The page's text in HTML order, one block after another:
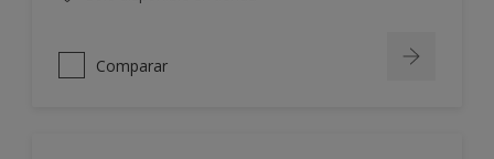
Comparar